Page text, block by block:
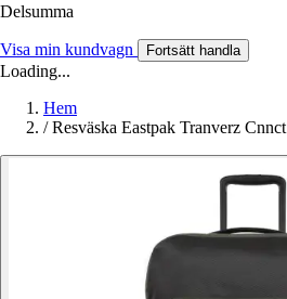
Delsumma
Visa min kundvagn Fortsätt handla
Loading...
Hem
/ Resväska Eastpak Tranverz Cnnct